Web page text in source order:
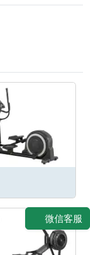
微信客服